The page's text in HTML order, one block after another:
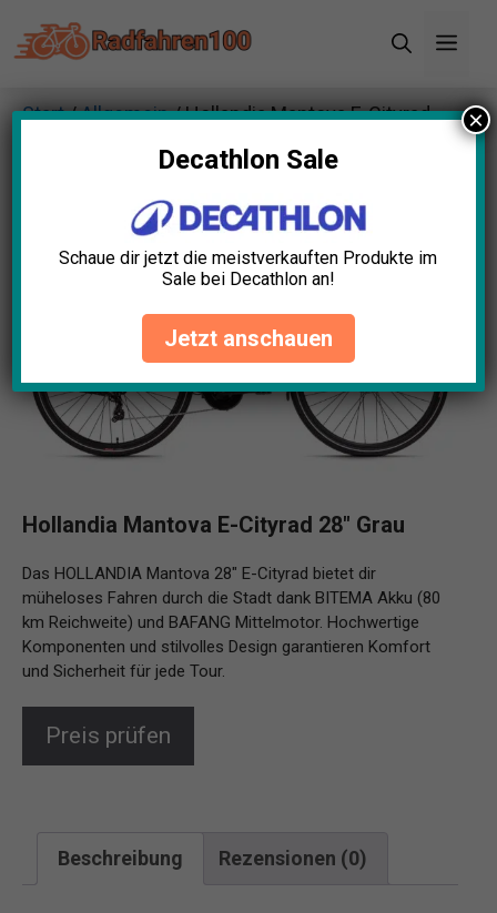
Inhalt
Start/Allgemein/ Hollandia Mantova E-Cityrad
Hollandia Mantova E-Cityrad 28″ Grau
Das HOLLANDIA Mantova 28″ E-Cityrad bietet dir
müheloses Fahren durch die Stadt dank BITEMA Akku (80
km Reichweite) und BAFANG Mittelmotor. Hochwertige
Komponenten und stilvolles Design garantieren Komfort
und Sicherheit für jede Tour.
Preis prüfen
Beschreibung Rezensionen (0)
Decathlon Sale
Schaue dir jetzt die meistverkauften Produkte im
Sale bei Decathlon an!
Jetzt anschauen
×